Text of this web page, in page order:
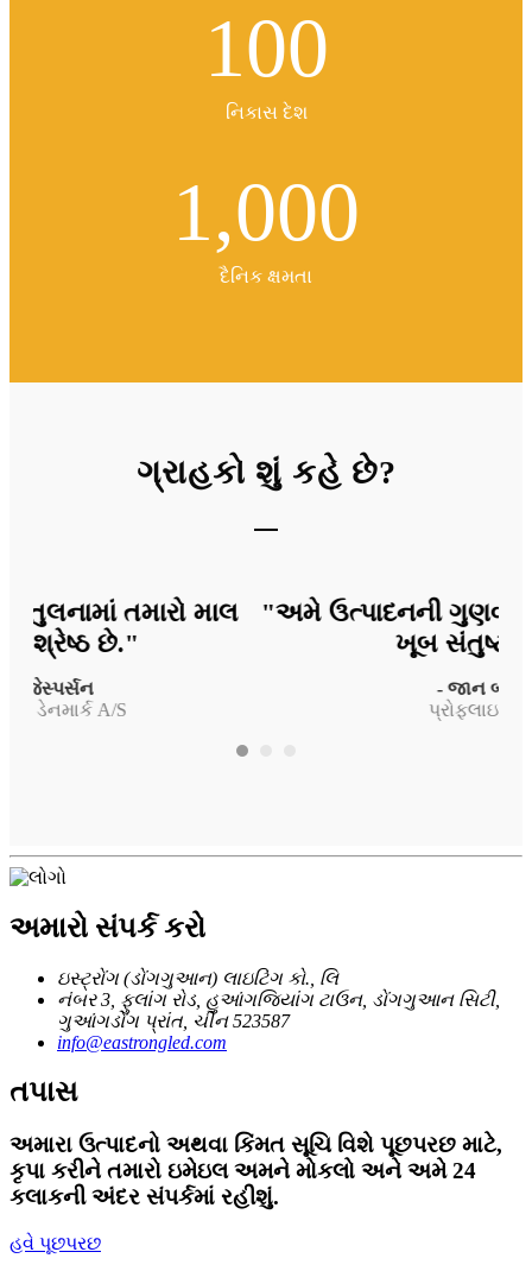
100
નિકાસ દેશ
1,000
દૈનિક ક્ષમતા
ગ્રાહકો શું કહે છે?
"અમે ઉત્પાદનની ગુણવત્તા અને ડિપ સ્વીચથી
અમારો સંપર્ક કરો
ઇસ્ટ્રોંગ (ડોંગગુઆન) લાઇટિંગ કો., લિ
નંબર 3, ફુલાંગ રોડ, હુઆંગજિયાંગ ટાઉન, ડોંગગુઆન સિટી,
ગુઆંગડોંગ પ્રાંત, ચીન 523587
info@eastrongled.com
તપાસ
અમારા ઉત્પાદનો અથવા કિંમત સૂચિ વિશે પૂછપરછ માટે,
કૃપા કરીને તમારો ઇમેઇલ અમને મોકલો અને અમે 24
કલાકની અંદર સંપર્કમાં રહીશું.
હવે પૂછપરછ